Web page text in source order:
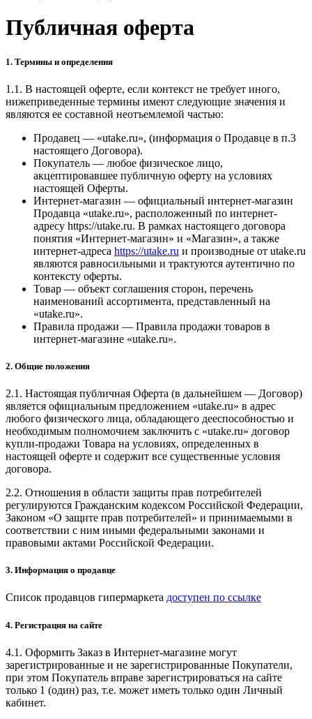
Публичная оферта
1. Термины и определения
1.1. В настоящей оферте, если контекст не требует иного,
нижеприведенные термины имеют следующие значения и
являются ее составной неотъемлемой частью:
Продавец — «utake.ru», (информация о Продавце в п.3
настоящего Договора).
Покупатель — любое физическое лицо,
акцептировавшее публичную оферту на условиях
настоящей Оферты.
Интернет-магазин — официальный интернет-магазин
Продавца «utake.ru», расположенный по интернет-
адресу https://utake.ru. В рамках настоящего договора
понятия «Интернет-магазин» и «Магазин», а также
интернет-адреса https://utake.ru и производные от utake.ru
являются равносильными и трактуются аутентично по
контексту оферты.
Товар — объект соглашения сторон, перечень
наименований ассортимента, представленный на
«utake.ru».
Правила продажи — Правила продажи товаров в
интернет-магазине «utake.ru».
2. Общие положения
2.1. Настоящая публичная Оферта (в дальнейшем — Договор)
является официальным предложением «utake.ru» в адрес
любого физического лица, обладающего дееспособностью и
необходимым полномочием заключить с «utake.ru» договор
купли-продажи Товара на условиях, определенных в
настоящей оферте и содержит все существенные условия
договора.
2.2. Отношения в области защиты прав потребителей
регулируются Гражданским кодексом Российской Федерации,
Законом «О защите прав потребителей» и принимаемыми в
соответствии с ним иными федеральными законами и
правовыми актами Российской Федерации.
3. Информация о продавце
Список продавцов гипермаркета доступен по ссылке
4. Регистрация на сайте
4.1. Оформить Заказ в Интернет-магазине могут
зарегистрированные и не зарегистрированные Покупатели,
при этом Покупатель вправе зарегистрироваться на сайте
только 1 (один) раз, т.е. может иметь только один Личный
кабинет.